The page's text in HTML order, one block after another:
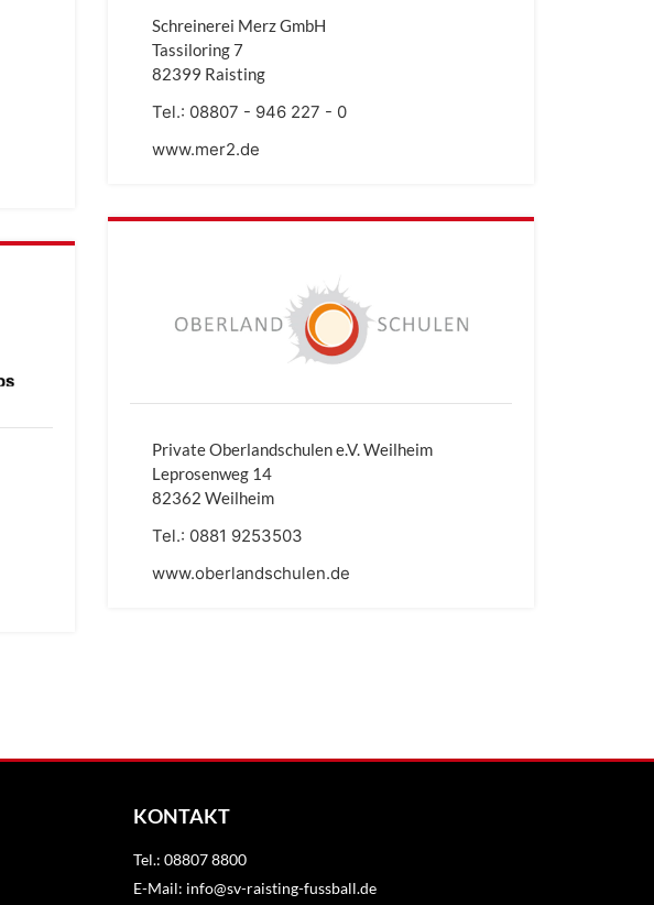
Schreinerei Merz GmbH
Tassiloring 7
82399 Raisting
Tel.: 08807 - 946 227 - 0
www.mer2.de
Private Oberlandschulen e.V. Weilheim
Leprosenweg 14
82362 Weilheim
Tel.: 0881 9253503
www.oberlandschulen.de
KONTAKT
Tel.: 08807 8800
E-Mail: info@sv-raisting-fussball.de